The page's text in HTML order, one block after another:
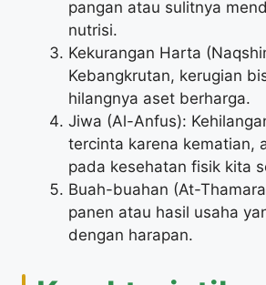
pangan atau sulitnya
nutrisi.
Kekurangan Harta
Kebangkrutan, kerugian
hilangnya aset berharga.
Jiwa (Al-Anfus):
tercinta karena kematian,
pada kesehatan fisik kita
Buah-buahan (At-
panen atau hasil usaha
dengan harapan.